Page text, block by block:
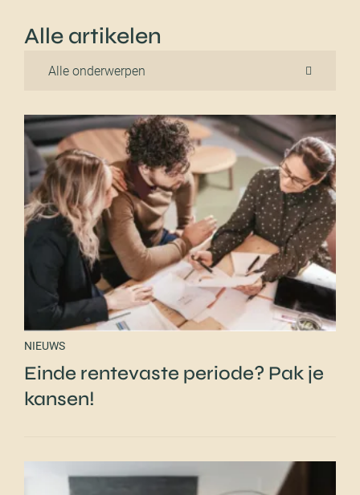
Alle artikelen
Alle onderwerpen
NIEUWS
Einde rentevaste periode? Pak je
kansen!